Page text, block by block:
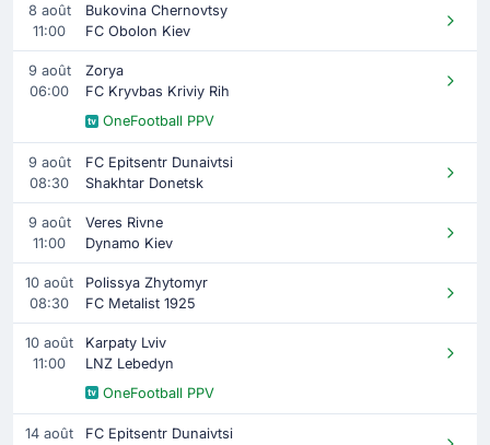
8 août
11:00
Bukovina Chernovtsy
FC Obolon Kiev
9 août
06:00
Zorya
FC Kryvbas Kriviy Rih
OneFootball PPV
9 août
08:30
FC Epitsentr Dunaivtsi
Shakhtar Donetsk
9 août
11:00
Veres Rivne
Dynamo Kiev
10 août
08:30
Polissya Zhytomyr
FC Metalist 1925
10 août
11:00
Karpaty Lviv
LNZ Lebedyn
OneFootball PPV
14 août
FC Epitsentr Dunaivtsi